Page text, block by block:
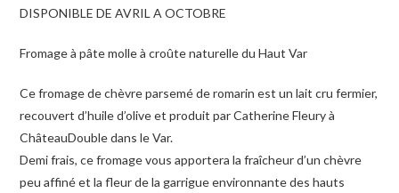
DISPONIBLE DE AVRIL A OCTOBRE
Fromage à pâte molle à croûte naturelle du Haut Var
Ce fromage de chèvre parsemé de romarin est un lait cru fermier,
recouvert d’huile d’olive et produit par Catherine Fleury à
ChâteauDouble dans le Var.
Demi frais, ce fromage vous apportera la fraîcheur d’un chèvre
peu affiné et la fleur de la garrigue environnante des hauts